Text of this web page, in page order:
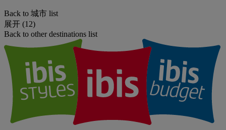
Back to 城市 list
展开 (12)
Back to other destinations list